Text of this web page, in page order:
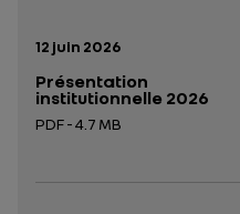
Date de publication:
12 juin 2026
Présentation
institutionnelle 2026
PDF - 4.7 MB